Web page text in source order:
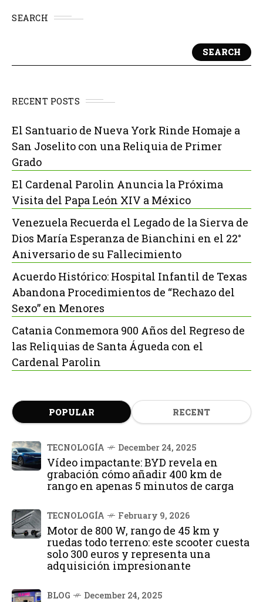
SEARCH
SEARCH
RECENT POSTS
El Santuario de Nueva York Rinde Homaje a
San Joselito con una Reliquia de Primer
Grado
El Cardenal Parolin Anuncia la Próxima
Visita del Papa León XIV a México
Venezuela Recuerda el Legado de la Sierva de
Dios María Esperanza de Bianchini en el 22°
Aniversario de su Fallecimiento
Acuerdo Histórico: Hospital Infantil de Texas
Abandona Procedimientos de “Rechazo del
Sexo” en Menores
Catania Conmemora 900 Años del Regreso de
las Reliquias de Santa Águeda con el
Cardenal Parolin
POPULAR RECENT
TECNOLOGÍA December 24, 2025
Vídeo impactante: BYD revela en
grabación cómo añadir 400 km de
rango en apenas 5 minutos de carga
TECNOLOGÍA February 9, 2026
Motor de 800 W, rango de 45 km y
ruedas todo terreno: este scooter cuesta
solo 300 euros y representa una
adquisición impresionante
BLOG December 24, 2025